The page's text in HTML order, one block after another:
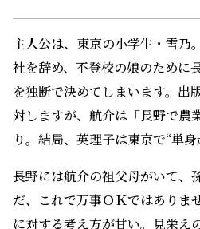
主人公は、東京の小学生・雪乃
社を辞め、不登校の娘のために
を独断で決めてしまいます。出
対しますが、航介は「長野で農
り。結局、英理子は東京で“単身
長野には航介の祖父母がいて、
だ、これで万事ＯＫではありま
に対する考え方が甘い。見栄え